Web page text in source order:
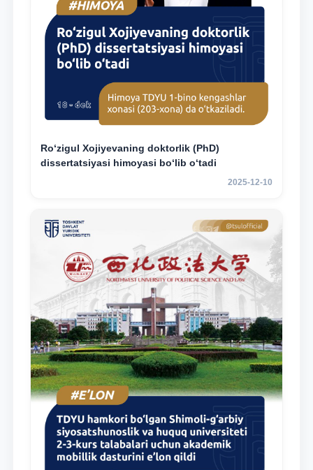
Ro‘zigul Xojiyevaning doktorlik (PhD)
dissertatsiyasi himoyasi bo‘lib o‘tadi
2025-12-10